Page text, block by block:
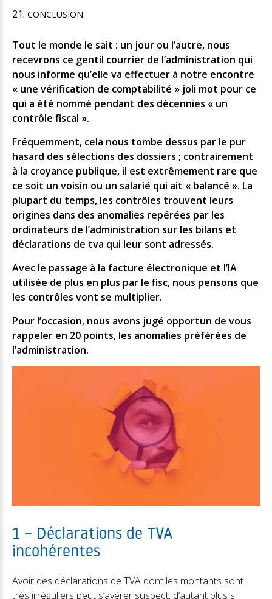
CONCLUSION
Tout le monde le sait : un jour ou l’autre, nous
recevrons ce gentil courrier de l’administration qui
nous informe qu’elle va effectuer à notre encontre
« une vérification de comptabilité » joli mot pour ce
qui a été nommé pendant des décennies « un
contrôle fiscal ».
Fréquemment, cela nous tombe dessus par le pur
hasard des sélections des dossiers ; contrairement
à la croyance publique, il est extrêmement rare que
ce soit un voisin ou un salarié qui ait « balancé ». La
plupart du temps, les contrôles trouvent leurs
origines dans des anomalies repérées par les
ordinateurs de l’administration sur les bilans et
déclarations de tva qui leur sont adressés.
Avec le passage à la facture électronique et l’IA
utilisée de plus en plus par le fisc, nous pensons que
les contrôles vont se multiplier.
Pour l’occasion, nous avons jugé opportun de vous
rappeler en 20 points, les anomalies préférées de
l’administration.
1 – Déclarations de TVA
incohérentes
Avoir des déclarations de TVA dont les montants sont
très irréguliers peut s’avérer suspect, d’autant plus si